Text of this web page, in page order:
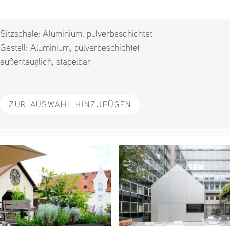
Sitzschale: Aluminium pulverbeschichtet
Gestell: Aluminium pulverbeschichtet
außentauglich stapelbar